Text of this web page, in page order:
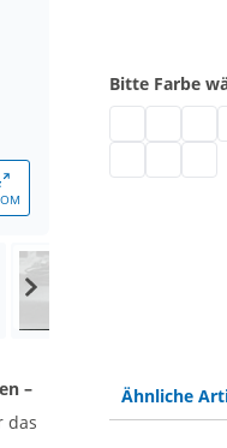
Bitte Farbe
–
das
Ähnliche